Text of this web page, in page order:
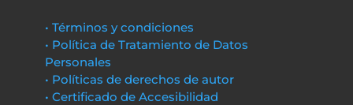
• Términos y condiciones
• Política de Tratamiento de Datos
Personales
• Políticas de derechos de autor
• Certificado de Accesibilidad